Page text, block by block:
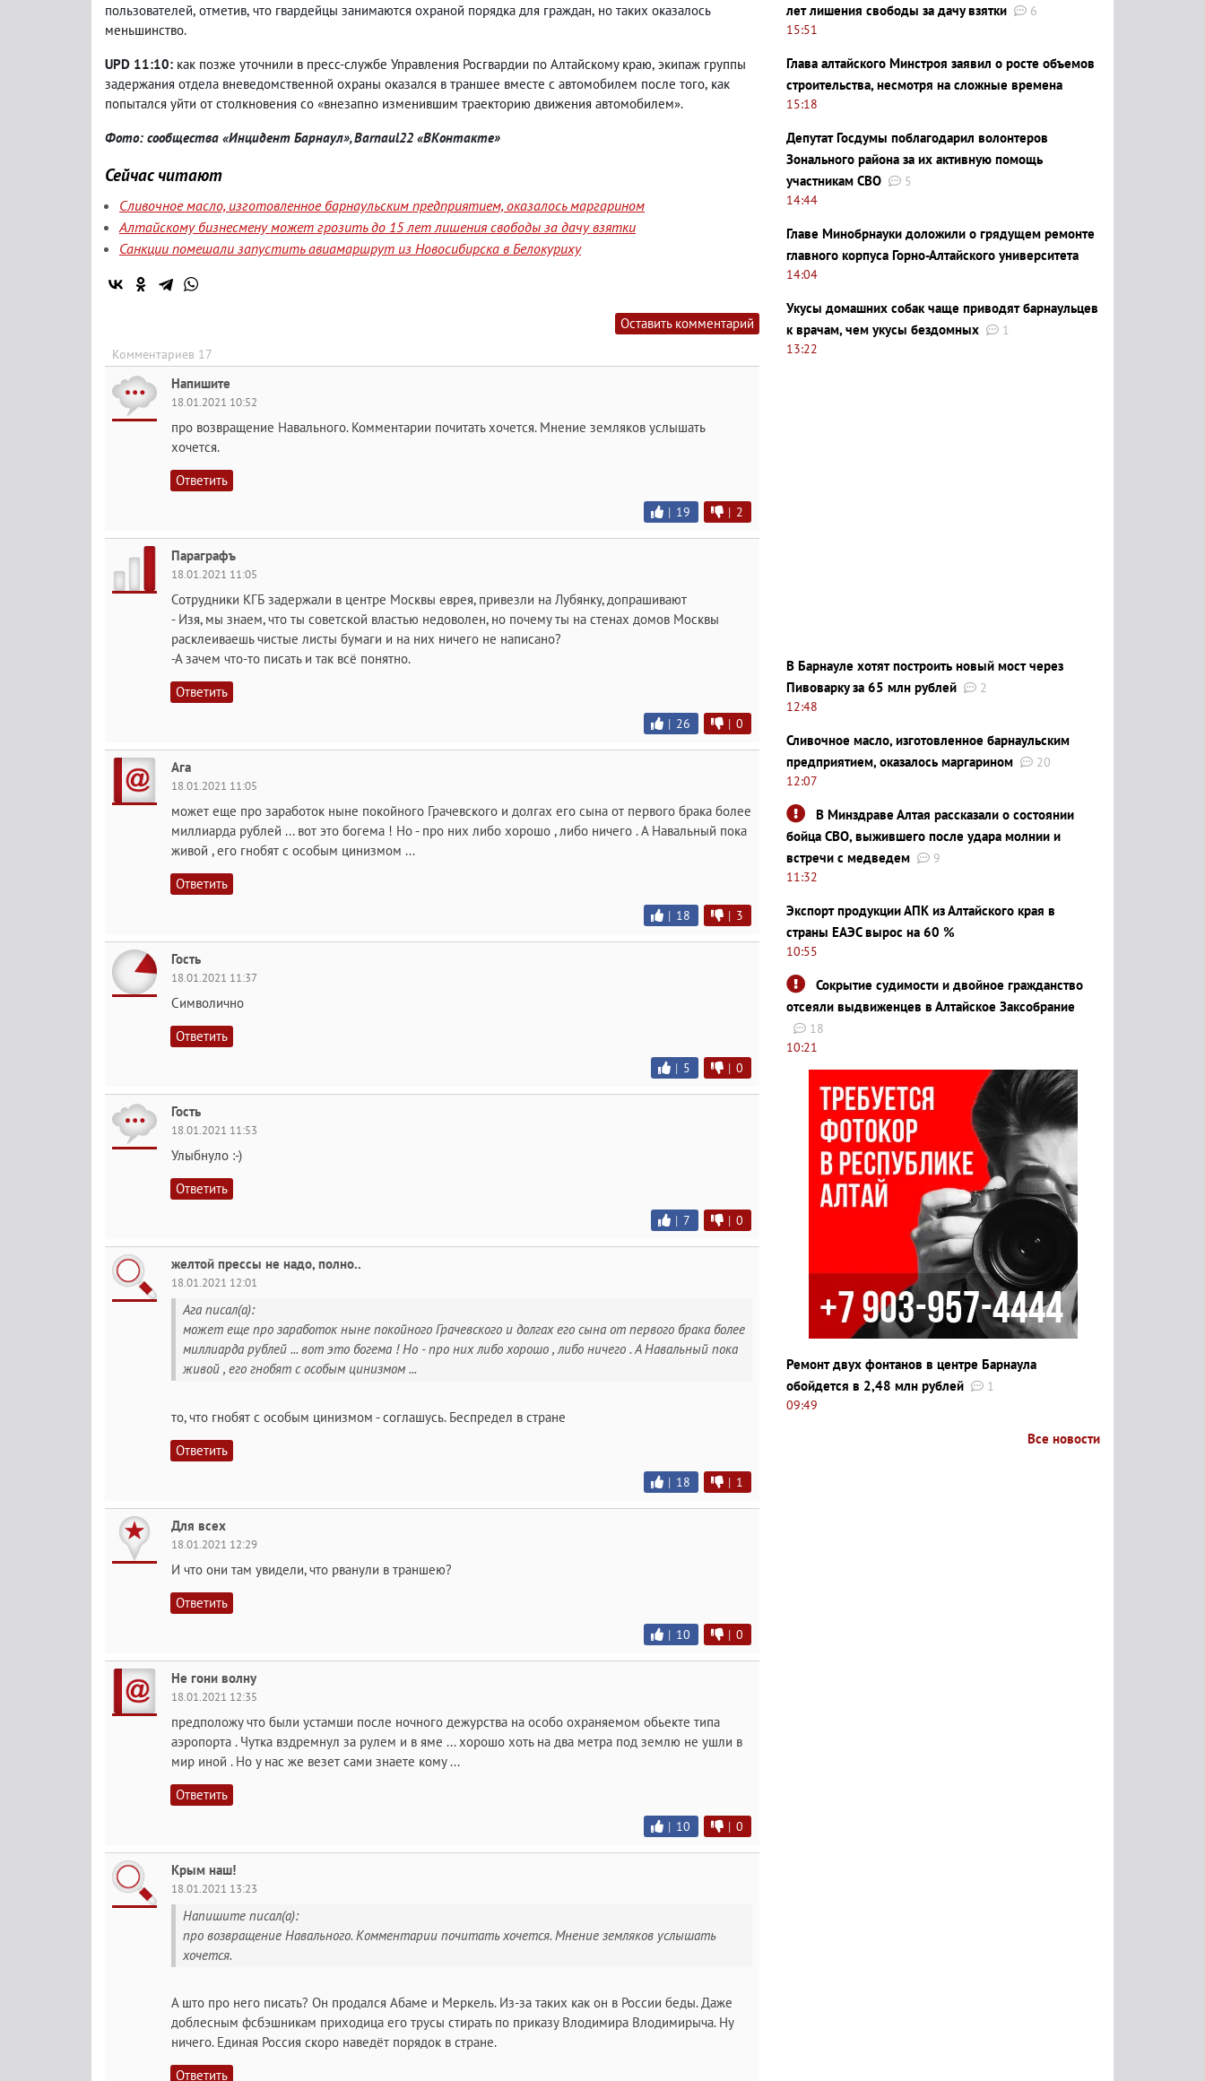
пользователей, отметив, что гвардейцы занимаются охраной порядка для граждан, но таких оказалось
меньшинство.
UPD 11:10: как позже уточнили в пресс-службе Управления Росгвардии по Алтайскому краю, экипаж группы
задержания отдела вневедомственной охраны оказался в траншее вместе с автомобилем после того, как
попытался уйти от столкновения со «внезапно изменившим траекторию движения автомобилем».
Фото: сообщества «Инцидент Барнаул», Barnaul22 «ВКонтакте»
Сейчас читают
Сливочное масло, изготовленное барнаульским предприятием, оказалось маргарином
Алтайскому бизнесмену может грозить до 15 лет лишения свободы за дачу взятки
Санкции помешали запустить авиамаршрут из Новосибирска в Белокуриху
Оставить комментарий
Комментариев 17
Напишите
18.01.2021 10:52
про возвращение Навального. Комментарии почитать хочется. Мнение земляков услышать
хочется.
Ответить
| 19 | 2
Параграфъ
18.01.2021 11:05
Сотрудники КГБ задержали в центре Москвы еврея, привезли на Лубянку, допрашивают
- Изя, мы знаем, что ты советской властью недоволен, но почему ты на стенах домов Москвы
расклеиваешь чистые листы бумаги и на них ничего не написано?
-А зачем что-то писать и так всё понятно.
Ответить
| 26 | 0
Ага
18.01.2021 11:05
может еще про заработок ныне покойного Грачевского и долгах его сына от первого брака более
миллиарда рублей ... вот это богема ! Но - про них либо хорошо , либо ничего . А Навальный пока
живой , его гнобят с особым цинизмом ...
Ответить
| 18 | 3
Гость
18.01.2021 11:37
Символично
Ответить
| 5 | 0
Гость
18.01.2021 11:53
Улыбнуло :-)
Ответить
| 7 | 0
желтой прессы не надо, полно..
18.01.2021 12:01
Ага писал(а):
может еще про заработок ныне покойного Грачевского и долгах его сына от первого брака более
миллиарда рублей ... вот это богема ! Но - про них либо хорошо , либо ничего . А Навальный пока
живой , его гнобят с особым цинизмом ...
то, что гнобят с особым цинизмом - соглашусь. Беспредел в стране
Ответить
| 18 | 1
Для всех
18.01.2021 12:29
И что они там увидели, что рванули в траншею?
Ответить
| 10 | 0
Не гони волну
18.01.2021 12:35
предположу что были устамши после ночного дежурства на особо охраняемом обьекте типа
аэропорта . Чутка вздремнул за рулем и в яме ... хорошо хоть на два метра под землю не ушли в
мир иной . Но у нас же везет сами знаете кому ...
Ответить
| 10 | 0
Крым наш!
18.01.2021 13:23
Напишите писал(а):
про возвращение Навального. Комментарии почитать хочется. Мнение земляков услышать
хочется.
А што про него писать? Он продался Абаме и Меркель. Из-за таких как он в России беды. Даже
доблесным фсбэшникам приходица его трусы стирать по приказу Влодимира Влодимирыча. Ну
ничего. Единая Россия скоро наведёт порядок в стране.
Ответить
лет лишения свободы за дачу взятки
6
15:51
Глава алтайского Минстроя заявил о росте объемов
строительства, несмотря на сложные времена
15:18
Депутат Госдумы поблагодарил волонтеров
Зонального района за их активную помощь
участникам СВО
5
14:44
Главе Минобрнауки доложили о грядущем ремонте
главного корпуса Горно-Алтайского университета
14:04
Укусы домашних собак чаще приводят барнаульцев
к врачам, чем укусы бездомных
1
13:22
В Барнауле хотят построить новый мост через
Пивоварку за 65 млн рублей
2
12:48
Сливочное масло, изготовленное барнаульским
предприятием, оказалось маргарином
20
12:07
В Минздраве Алтая рассказали о состоянии
бойца СВО, выжившего после удара молнии и
встречи с медведем
9
11:32
Экспорт продукции АПК из Алтайского края в
страны ЕАЭС вырос на 60 %
10:55
Сокрытие судимости и двойное гражданство
отсеяли выдвиженцев в Алтайское Заксобрание
18
10:21
Ремонт двух фонтанов в центре Барнаула
обойдется в 2,48 млн рублей
1
09:49
Все новости